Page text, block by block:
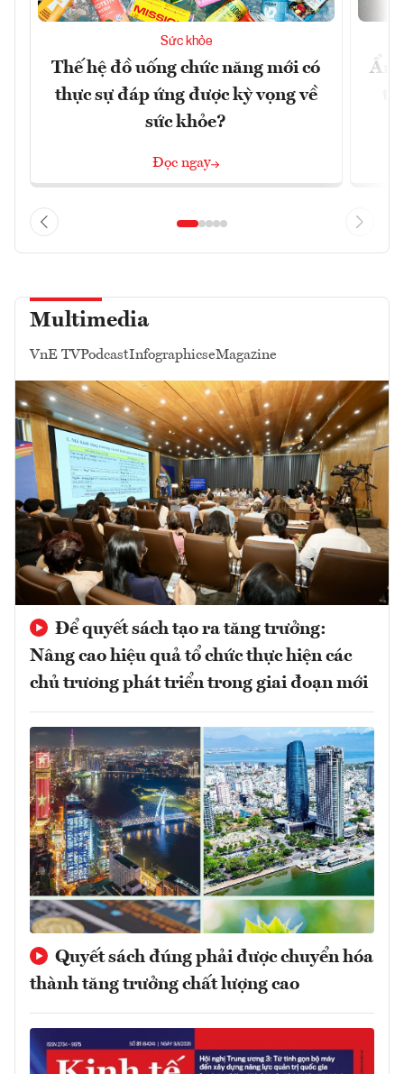
Sức khỏe
Thế hệ đồ uống chức năng mới có
thực sự đáp ứng được kỳ vọng về
sức khỏe?
Đọc ngay
Ẩm
Multimedia
VnE TVPodcastInfographicseMagazine
Để quyết sách tạo ra tăng trưởng:
Nâng cao hiệu quả tổ chức thực hiện các
chủ trương phát triển trong giai đoạn mới
Quyết sách đúng phải được chuyển hóa
thành tăng trưởng chất lượng cao